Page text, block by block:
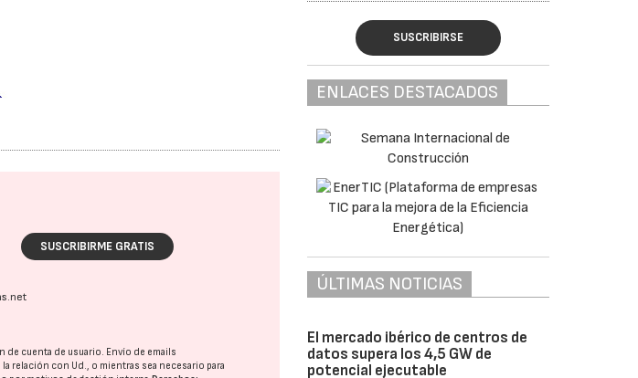
SUSCRIBIRME GRATIS
cuenta de usuario. Envío de emails
relación con Ud., o mientras sea necesario para
SUSCRIBIRSE
ENLACES DESTACADOS
ÚLTIMAS NOTICIAS
El mercado ibérico de centros de
datos supera los 4,5 GW de
potencial ejecutable